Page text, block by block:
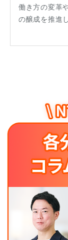
働き方の変革
の醸成を推進